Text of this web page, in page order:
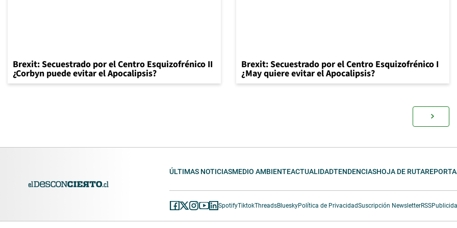
Brexit: Secuestrado por el Centro Esquizofrénico II
¿Corbyn puede evitar el Apocalipsis?
Brexit: Secuestrado por el Centro Esquizofrénico I
¿May quiere evitar el Apocalipsis?
ÚLTIMAS NOTICIASMEDIO AMBIENTEACTUALIDADTENDENCIASHOJA DE RUTA
SpotifyTiktokThreadsBlueskyPolítica de PrivacidadSuscripción NewsletterRSS